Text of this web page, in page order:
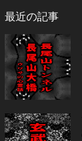
最近の記事